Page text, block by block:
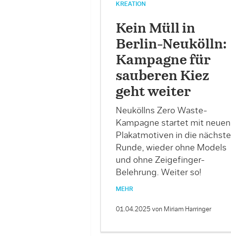
KREATION
Kein Müll in
Berlin-Neukölln:
Kampagne für
sauberen Kiez
geht weiter
Neuköllns Zero Waste-
Kampagne startet mit neuen
Plakatmotiven in die nächste
Runde, wieder ohne Models
und ohne Zeigefinger-
Belehrung. Weiter so!
MEHR
01.04.2025 von Miriam Harringer